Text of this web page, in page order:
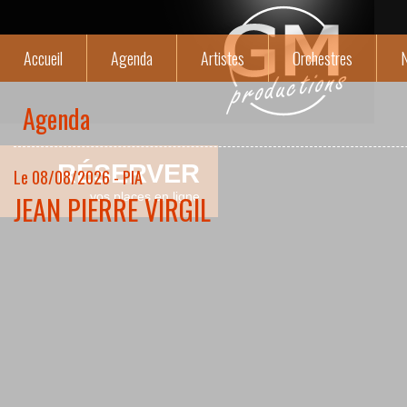
RÉSERVER
vos places en ligne
Accueil Agenda Artistes Orchestres
Agenda
Le 08/08/2026 - PIA
JEAN PIERRE VIRGIL